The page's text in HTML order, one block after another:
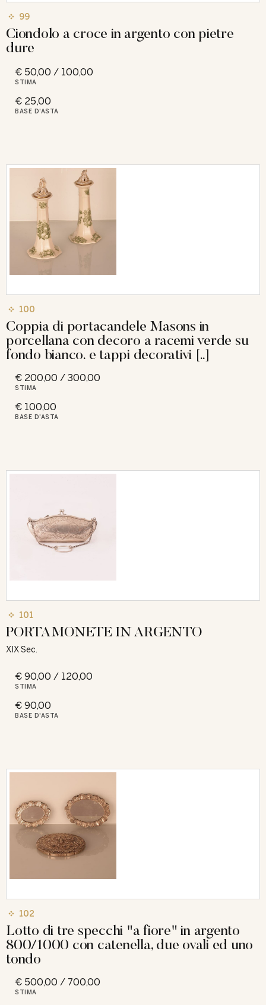
99
Ciondolo a croce in argento con pietre
dure
€ 50,00 / 100,00
STIMA
€ 25,00
BASE D'ASTA
100
Coppia di portacandele Masons in
porcellana con decoro a racemi verde su
fondo bianco. e tappi decorativi [..]
€ 200,00 / 300,00
STIMA
€ 100,00
BASE D'ASTA
101
PORTAMONETE IN ARGENTO
XIX Sec.
€ 90,00 / 120,00
STIMA
€ 90,00
BASE D'ASTA
102
Lotto di tre specchi "a fiore" in argento
800/1000 con catenella, due ovali ed uno
tondo
€ 500,00 / 700,00
STIMA